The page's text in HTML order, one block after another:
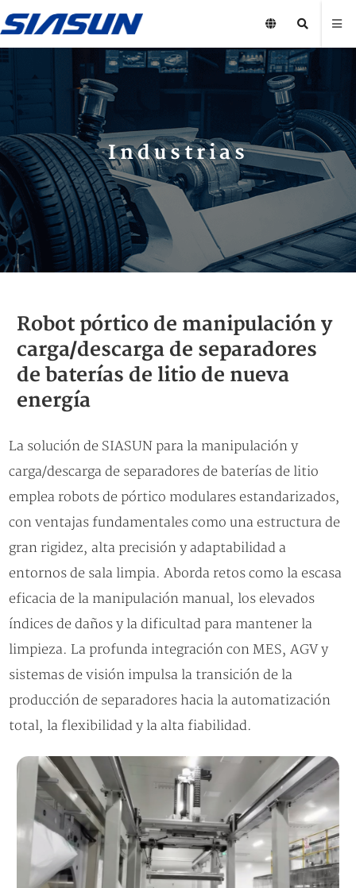
Industrias
Robot pórtico de manipulación y
carga/descarga de separadores
de baterías de litio de nueva
energía
La solución de SIASUN para la manipulación y
carga/descarga de separadores de baterías de litio
emplea robots de pórtico modulares estandarizados,
con ventajas fundamentales como una estructura de
gran rigidez, alta precisión y adaptabilidad a
entornos de sala limpia. Aborda retos como la escasa
eficacia de la manipulación manual, los elevados
índices de daños y la dificultad para mantener la
limpieza. La profunda integración con MES, AGV y
sistemas de visión impulsa la transición de la
producción de separadores hacia la automatización
total, la flexibilidad y la alta fiabilidad.